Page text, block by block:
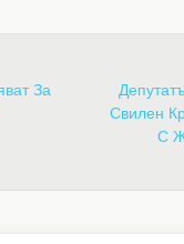
За
Свилен
С